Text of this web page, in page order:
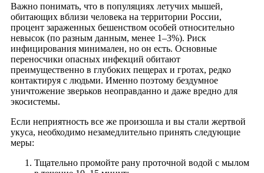
Важно понимать, что в популяциях летучих мышей,
обитающих вблизи человека на территории России,
процент зараженных бешенством особей относительно
невысок (по разным данным, менее 1–3%). Риск
инфицирования минимален, но он есть. Основные
переносчики опасных инфекций обитают
преимущественно в глубоких пещерах и гротах, редко
контактируя с людьми. Именно поэтому бездумное
уничтожение зверьков неоправданно и даже вредно для
экосистемы.
Если неприятность все же произошла и вы стали жертвой
укуса, необходимо незамедлительно принять следующие
меры:
Тщательно промойте рану проточной водой с мылом